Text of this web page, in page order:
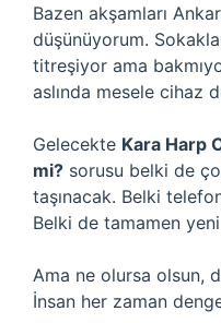
Bazen akşamları
düşünüyorum.
titreşiyor ama
aslında mesele cihaz
Gelecekte Kara Harp
mi? sorusu belki de
taşınacak. Belki
Belki de tamamen
Ama ne olursa olsun,
İnsan her zaman